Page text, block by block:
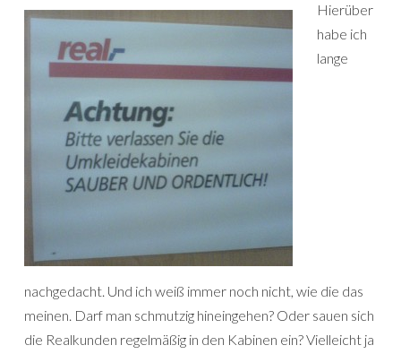
Hierüber
habe ich
lange
nachgedacht. Und ich weiß immer noch nicht, wie die das
meinen. Darf man schmutzig hineingehen? Oder sauen sich
die Realkunden regelmäßig in den Kabinen ein? Vielleicht ja